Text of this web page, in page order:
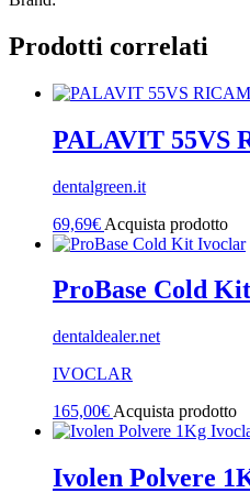
Prodotti correlati
PALAVIT 55VS
dentalgreen.it
69,69€ Acquista prodotto
ProBase Cold
dentaldealer.net
IVOCLAR
165,00€ Acquista prodotto
Ivolen Polvere